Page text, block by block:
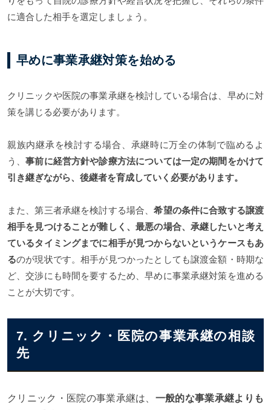
に適合した相手を選定しましょう。
早めに事業承継対策を始める
クリニックや医院の事業承継を検討している場合は、早めに対
策を講じる必要があります。
親族内継承を検討する場合、承継時に万全の体制で臨めるよ
う、事前に経営方針や診療方法については一定の期間をかけて
引き継ぎながら、後継者を育成していく必要があります。
また、第三者承継を検討する場合、希望の条件に合致する譲渡
相手を見つけることが難しく、最悪の場合、承継したいと考え
ているタイミングまでに相手が見つからないというケースもあ
るのが現状です。相手が見つかったとしても譲渡金額・時期な
ど、交渉にも時間を要するため、早めに事業承継対策を進める
ことが大切です。
7. クリニック・医院の事業承継の相談
先
クリニック・医院の事業承継は、 一般的な事業承継よりも